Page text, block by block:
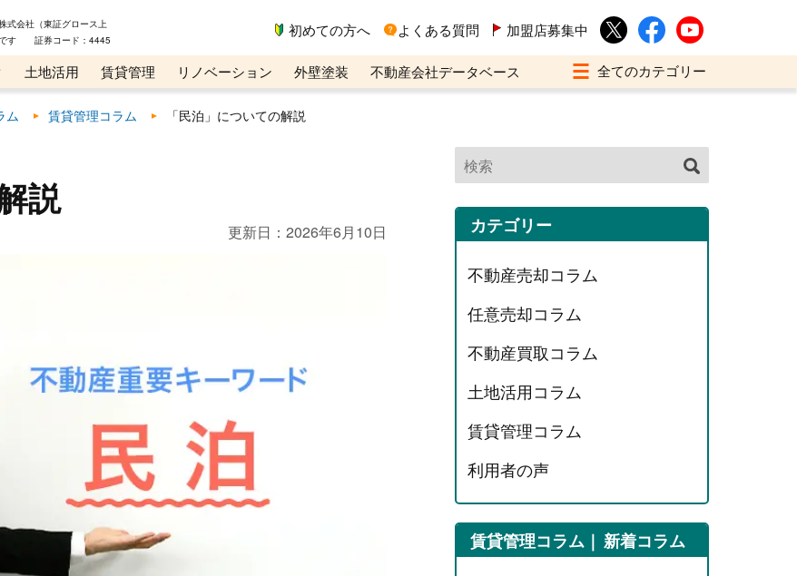
式会社（東証グロース上
です 証券コード：4445
初めての方へ よくある質問 加盟店募集中
土地活用 賃貸管理 リノベーション 外壁塗装
不動産会社データベース
ン講座 リビンマガジンBiz
ム 賃貸管理コラム 「民泊」についての解説
説
更新日： 2026年6月10日 カテゴリー
不動産売却コラム
任意売却コラム
不動産買取コラム
土地活用コラム
賃貸管理コラム
利用者の声
賃貸管理コラム 新着コラム